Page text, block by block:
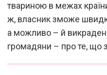
твариною в межах
ж, власник зможе
а можливо – й
громадяни – про те, що